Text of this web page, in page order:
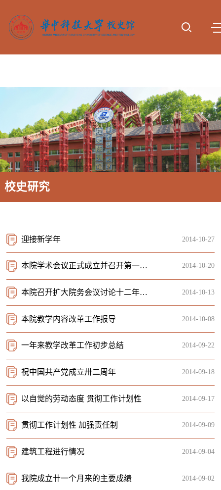
首页 参观服 专题展 动态报
校史研究
迎接新学年 2014-10-27
本院学术会议正式成立并召开第一次会议 2014-10-20
本院召开扩大院务会议讨论十二年规划 2014-10-13
本院教学内容改革工作报导 2014-10-08
一年来教学改革工作初步总结 2014-09-22
祝中国共产党成立卅二周年 2014-09-18
以自觉的劳动态度 贯彻工作计划性 2014-09-17
贯彻工作计划性 加强责任制 2014-09-09
建筑工程进行情况 2014-09-04
我院成立卄一个月来的主要成绩 2014-09-02